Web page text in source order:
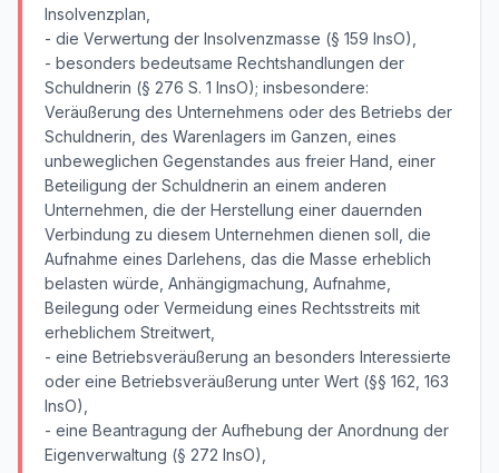
Insolvenzplan,
- die Verwertung der Insolvenzmasse (§ 159 InsO),
- besonders bedeutsame Rechtshandlungen der
Schuldnerin (§ 276 S. 1 InsO); insbesondere:
Veräußerung des Unternehmens oder des Betriebs der
Schuldnerin, des Warenlagers im Ganzen, eines
unbeweglichen Gegenstandes aus freier Hand, einer
Beteiligung der Schuldnerin an einem anderen
Unternehmen, die der Herstellung einer dauernden
Verbindung zu diesem Unternehmen dienen soll, die
Aufnahme eines Darlehens, das die Masse erheblich
belasten würde, Anhängigmachung, Aufnahme,
Beilegung oder Vermeidung eines Rechtsstreits mit
erheblichem Streitwert,
- eine Betriebsveräußerung an besonders Interessierte
oder eine Betriebsveräußerung unter Wert (§§ 162, 163
InsO),
- eine Beantragung der Aufhebung der Anordnung der
Eigenverwaltung (§ 272 InsO),